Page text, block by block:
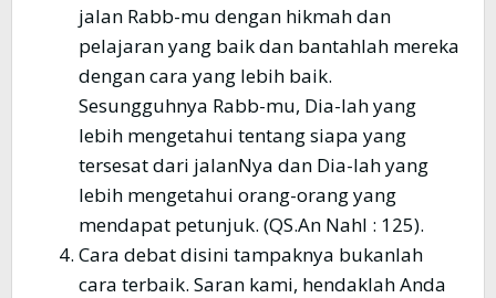
jalan Rabb-mu dengan hikmah dan
pelajaran yang baik dan bantahlah mereka
dengan cara yang lebih baik.
Sesungguhnya Rabb-mu, Dia-lah yang
lebih mengetahui tentang siapa yang
tersesat dari jalanNya dan Dia-lah yang
lebih mengetahui orang-orang yang
mendapat petunjuk. (QS.An Nahl : 125).
Cara debat disini tampaknya bukanlah
cara terbaik. Saran kami, hendaklah Anda